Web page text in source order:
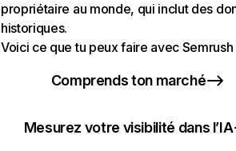
propriétaire au monde, qui inclut des
historiques.
Voici ce que tu peux faire avec Semrush
Comprends ton marché
Mesurez votre visibilité dans l’IA